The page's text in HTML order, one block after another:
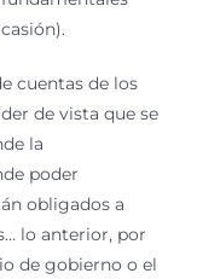
cuentas de los
de vista que se
la
poder
obligados a
lo anterior, por
de gobierno o el